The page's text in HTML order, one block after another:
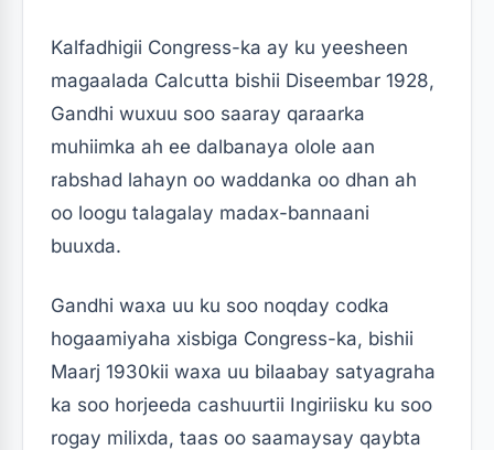
Kalfadhigii Congress-ka ay ku yeesheen
magaalada Calcutta bishii Diseembar 1928,
Gandhi wuxuu soo saaray qaraarka
muhiimka ah ee dalbanaya olole aan
rabshad lahayn oo waddanka oo dhan ah
oo loogu talagalay madax-bannaani
buuxda.
Gandhi waxa uu ku soo noqday codka
hogaamiyaha xisbiga Congress-ka, bishii
Maarj 1930kii waxa uu bilaabay satyagraha
ka soo horjeeda cashuurtii Ingiriisku ku soo
rogay milixda, taas oo saamaysay qaybta